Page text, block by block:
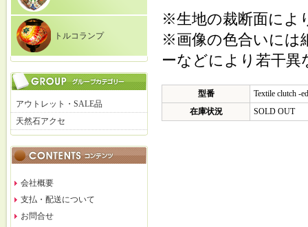
トルコランプ
アウトレット・SALE品
天然石アクセ
会社概要
支払・配送について
お問合せ
※生地の裁断面によ
※画像の色合いには
ーなどにより若干
型番
Textile clutch -
在庫状況
SOLD OUT